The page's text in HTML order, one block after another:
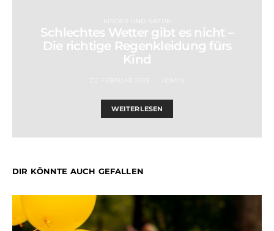
KINDER UND NATUR
Schlechtes Wetter gibt es nicht –
Die richtige Regenkleidung fürs
Kind
WEITERLESEN
DIR KÖNNTE AUCH GEFALLEN